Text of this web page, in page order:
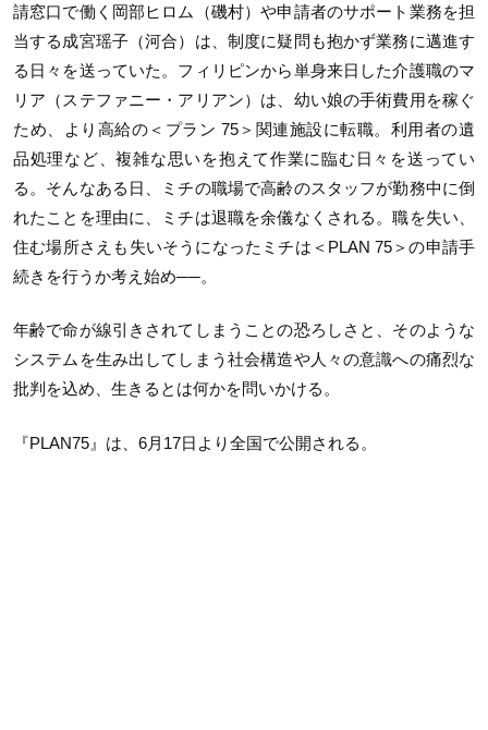
請窓口で働く岡部ヒロム（磯村）や申請者のサポート業務を担
当する成宮瑶子（河合）は、制度に疑問も抱かず業務に邁進す
る日々を送っていた。フィリピンから単身来日した介護職のマ
リア（ステファニー・アリアン）は、幼い娘の手術費用を稼ぐ
ため、より高給の＜プラン 75＞関連施設に転職。利用者の遺
品処理など、複雑な思いを抱えて作業に臨む日々を送ってい
る。そんなある日、ミチの職場で高齢のスタッフが勤務中に倒
れたことを理由に、ミチは退職を余儀なくされる。職を失い、
住む場所さえも失いそうになったミチは＜PLAN 75＞の申請手
続きを行うか考え始め──。
年齢で命が線引きされてしまうことの恐ろしさと、そのような
システムを生み出してしまう社会構造や人々の意識への痛烈な
批判を込め、生きるとは何かを問いかける。
『PLAN75』は、6月17日より全国で公開される。